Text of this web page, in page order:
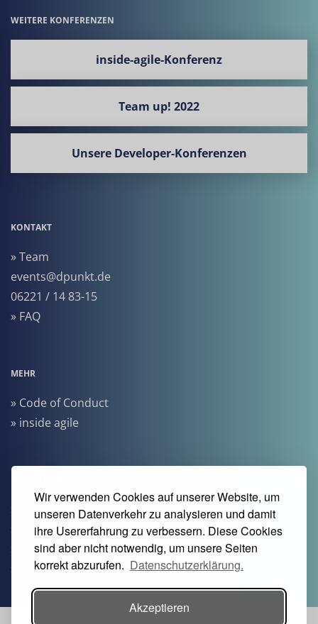
Wir verwenden Cookies auf unserer Website, um
unseren Datenverkehr zu analysieren und damit
ihre Usererfahrung zu verbessern. Diese Cookies
sind aber nicht notwendig, um unsere Seiten
korrekt abzurufen. Datenschutzerklärung.
Akzeptieren
WEITERE KONFERENZEN
inside-agile-Konferenz
Team up! 2022
Unsere Developer-Konferenzen
KONTAKT
» Team
events@dpunkt.de
06221 / 14 83-15
» FAQ
MEHR
» Code of Conduct
» inside agile
» Impressum & Bildnachweise
» Datenschutzerklärung dpunkt.verlag
» Datenschutzerklärung Heise Medien
» AGB Veranstaltungen